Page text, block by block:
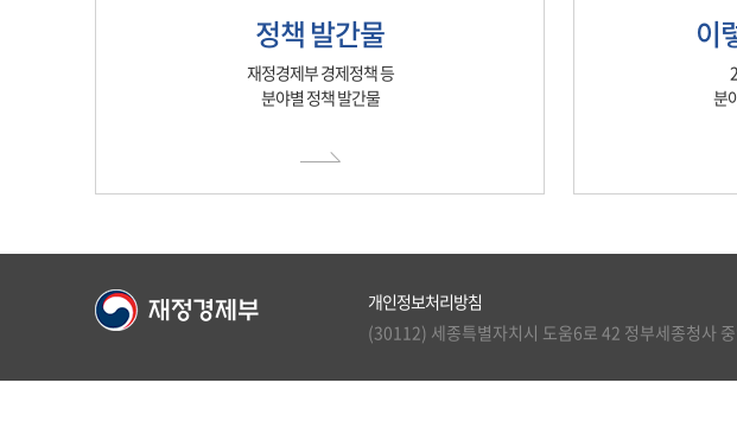
정책 발간물
재정경제부 경제정책 등
분야별 정책 발간물
이
분
개인정보처리방침
(30112) 세종특별자치시 도움6로 42 정부세종청사